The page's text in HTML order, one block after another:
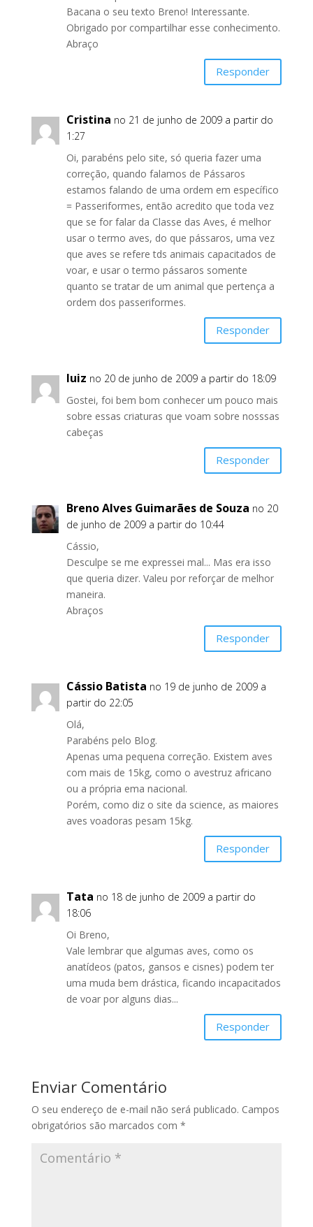
Bacana o seu texto Breno! Interessante.
Obrigado por compartilhar esse conhecimento.
Abraço
Responder
Cristina no 21 de junho de 2009 a partir do
1:27
Oi, parabéns pelo site, só queria fazer uma
correção, quando falamos de Pássaros
estamos falando de uma ordem em específico
= Passeriformes, então acredito que toda vez
que se for falar da Classe das Aves, é melhor
usar o termo aves, do que pássaros, uma vez
que aves se refere tds animais capacitados de
voar, e usar o termo pássaros somente
quanto se tratar de um animal que pertença a
ordem dos passeriformes.
Responder
luiz no 20 de junho de 2009 a partir do 18:09
Gostei, foi bem bom conhecer um pouco mais
sobre essas criaturas que voam sobre nosssas
cabeças
Responder
Breno Alves Guimarães de Souza no 20
de junho de 2009 a partir do 10:44
Cássio,
Desculpe se me expressei mal... Mas era isso
que queria dizer. Valeu por reforçar de melhor
maneira.
Abraços
Responder
Cássio Batista no 19 de junho de 2009 a
partir do 22:05
Olá,
Parabéns pelo Blog.
Apenas uma pequena correção. Existem aves
com mais de 15kg, como o avestruz africano
ou a própria ema nacional.
Porém, como diz o site da science, as maiores
aves voadoras pesam 15kg.
Responder
Tata no 18 de junho de 2009 a partir do
18:06
Oi Breno,
Vale lembrar que algumas aves, como os
anatídeos (patos, gansos e cisnes) podem ter
uma muda bem drástica, ficando incapacitados
de voar por alguns dias...
Responder
Enviar Comentário
O seu endereço de e-mail não será publicado. Campos
obrigatórios são marcados com *